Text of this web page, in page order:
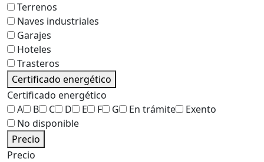
Terrenos
Naves industriales
Garajes
Hoteles
Trasteros
Certificado energético
Certificado energético
A
B C D E F G En trámite
Exento
No disponible
Precio
Precio